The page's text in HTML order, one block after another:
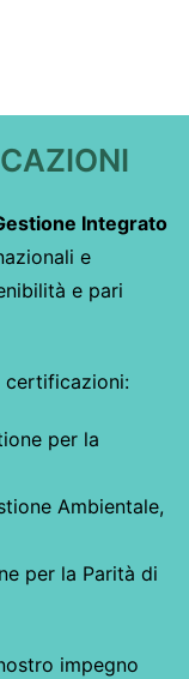
Integrato
e
e pari
certificazioni:
per la
Ambientale,
per la Parità di
impegno